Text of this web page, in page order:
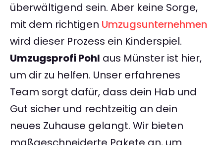
überwältigend sein. Aber keine Sorge,
mit dem richtigen Umzugsunternehmen
wird dieser Prozess ein Kinderspiel.
Umzugsprofi Pohl aus Münster ist hier,
um dir zu helfen. Unser erfahrenes
Team sorgt dafür, dass dein Hab und
Gut sicher und rechtzeitig an dein
neues Zuhause gelangt. Wir bieten